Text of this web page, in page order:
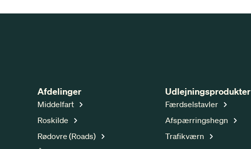
Afdelinger
Middelfart
Roskilde
Rødovre (Roads)
Udlejningsprodukter
Færdselstavler
Afspærringshegn
Trafikværn